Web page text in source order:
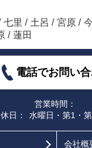
七里 / 土呂 / 宮原 /
/ 蓮田
電話でお問い
営業時間：
日：
水曜日・第1・
会社概